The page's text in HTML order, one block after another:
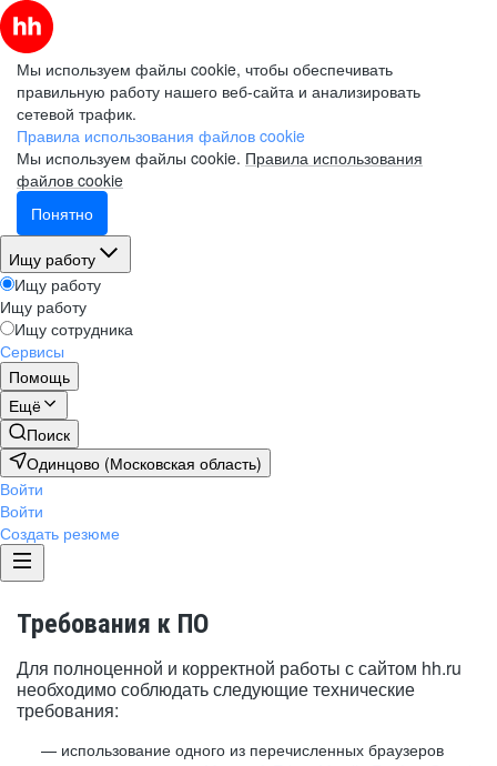
Мы используем файлы cookie, чтобы обеспечивать
правильную работу нашего веб-сайта и анализировать
сетевой трафик.
Правила использования файлов cookie
Мы используем файлы cookie. Правила использования
файлов cookie
Понятно
Ищу работу
Ищу работу
Ищу работу
Ищу сотрудника
Сервисы
Помощь
Ещё
Поиск
Одинцово (Московская область)
Войти
Войти
Создать резюме
Требования к ПО
Для полноценной и корректной работы с сайтом hh.ru
необходимо соблюдать следующие технические
требования:
использование одного из перечисленных браузеров